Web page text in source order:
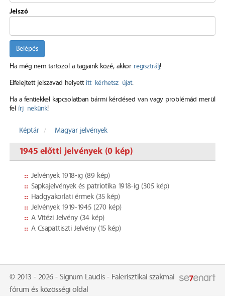
Jelszó
Belépés
Ha még nem tartozol a tagjaink közé, akkor regisztrálj!
Elfelejtett jelszavad helyett itt kérhetsz újat.
Ha a fentiekkel kapcsolatban bármi kérdésed van vagy problémád merül
fel írj nekünk!
Képtár Magyar jelvények
1945 előtti jelvények (0 kép)
Jelvények 1918-ig (89 kép)
Sapkajelvények és patriotika 1918-ig (305 kép)
Hadgyakorlati érmek (35 kép)
Jelvények 1919-1945 (270 kép)
A Vitézi Jelvény (34 kép)
A Csapattiszti Jelvény (15 kép)
© 2013 - 2026 - Signum Laudis - Falerisztikai szakmai
fórum és közösségi oldal